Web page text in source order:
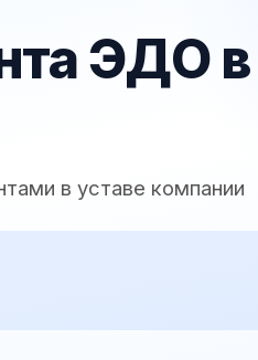
ЭДО в
в уставе компании